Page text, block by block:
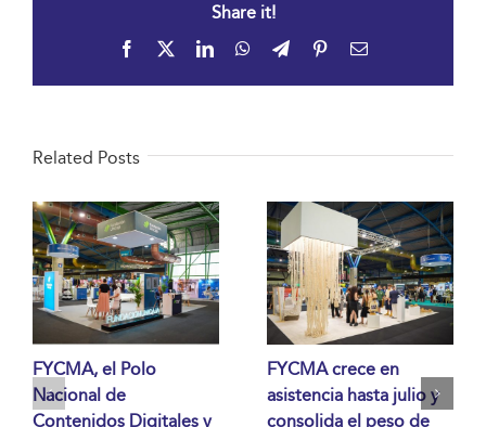
Share it!
Facebook LinkedInWhatsApp
TelegramPinterestEmail
Related Posts
FYCMA, el Polo
Nacional de
Contenidos Digitales y
FYCMA crece en
asistencia hasta julio y
consolida el peso de